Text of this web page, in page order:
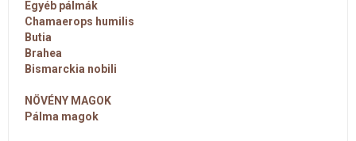
Egyéb pálmák
Chamaerops humilis
Butia
Brahea
Bismarckia nobili
NÖVÉNY MAGOK
Pálma magok